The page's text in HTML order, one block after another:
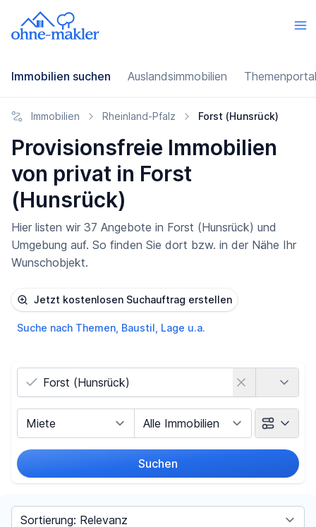
Immobilien suchen Auslandsimmobilien
Immobilien Rheinland-Pfalz Forst (Hunsrück)
Provisionsfreie Immobilien
von privat in Forst
(Hunsrück)
Hier listen wir 37 Angebote in Forst (Hunsrück) und
Umgebung auf. So finden Sie dort bzw. in der Nähe Ihr
Wunschobjekt.
Jetzt kostenlosen Suchauftrag erstellen
Suche nach Themen, Baustil, Lage u.a.
Suchen
Sortieren nach